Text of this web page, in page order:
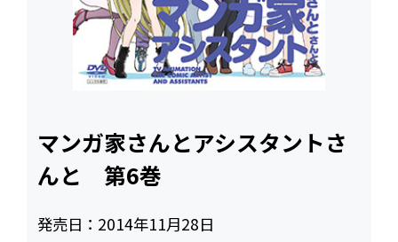
マンガ家さんとアシスタントさ
んと 第6巻
発売日： 2014年11月28日